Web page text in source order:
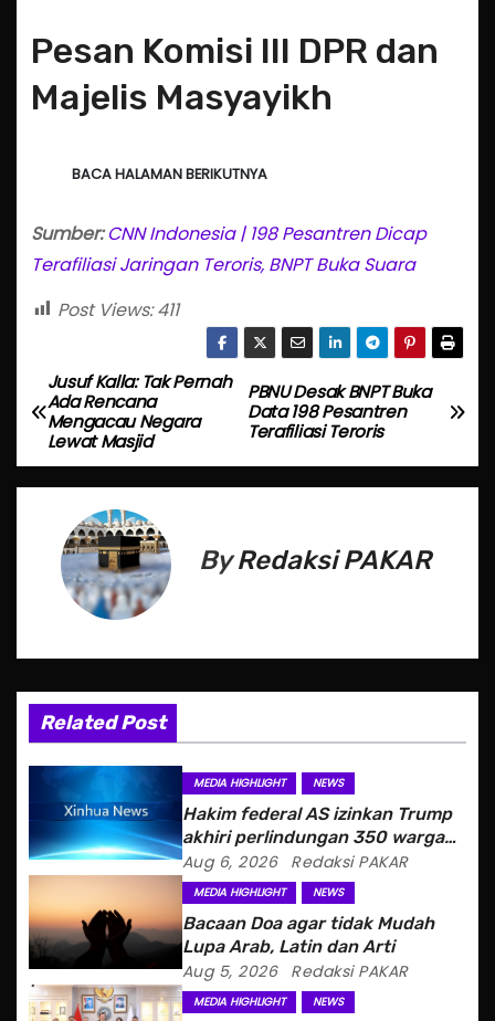
Pesan Komisi III DPR dan
Majelis Masyayikh
BACA HALAMAN BERIKUTNYA
Sumber: CNN Indonesia | 198 Pesantren Dicap
Terafiliasi Jaringan Teroris, BNPT Buka Suara
Post Views: 411
P
o
s
g
a
t
i
o
n
PBNU Desak BNPT Buka
Data 198 Pesantren
Terafiliasi Teroris
Jusuf Kalla: Tak Pernah
Ada Rencana
Mengacau Negara
Lewat Masjid
ByRedaksi PAKAR
Related Post
MEDIA HIGHLIGHT NEWS
Hakim federal AS izinkan Trump
akhiri perlindungan 350 warga
Haiti
Aug 6, 2026 Redaksi PAKAR
MEDIA HIGHLIGHT NEWS
Bacaan Doa agar tidak Mudah
Lupa Arab, Latin dan Arti
Aug 5, 2026 Redaksi PAKAR
MEDIA HIGHLIGHT NEWS